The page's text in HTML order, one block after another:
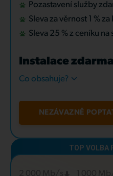
Pozastavení služby
Sleva za věrnost 1 %
Sleva 25 % z ceníku na
Instalace zdarma
Co obsahuje?
NEZÁVAZNĚ